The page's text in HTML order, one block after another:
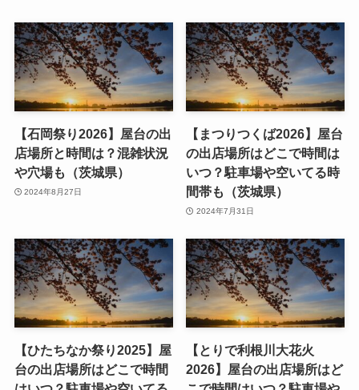
【石岡祭り2026】屋台の出
店場所と時間は？混雑状況
や穴場も（茨城県）
2024年8月27日
【まつりつくば2026】屋台
の出店場所はどこで時間は
いつ？駐車場や空いてる時
間帯も（茨城県）
2024年7月31日
【ひたちなか祭り2025】屋
台の出店場所はどこで時間
【とりで利根川大花火
2026】屋台の出店場所はど